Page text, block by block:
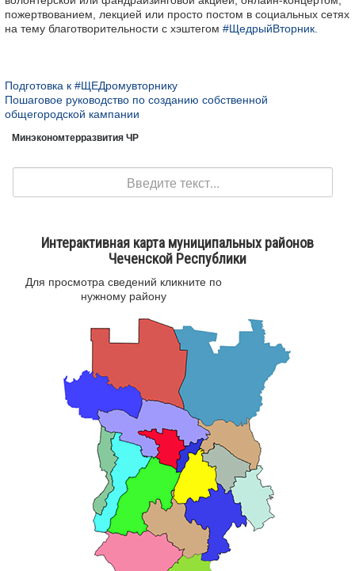
пожертвованием, лекцией или просто постом в социальных сетях
на тему благотворительности с хэштегом #ЩедрыйВторник.
Подготовка к #ЩЕДромувторнику
Пошаговое руководство по созданию собственной
общегородской кампании
Минэкономтерразвития ЧР
Интерактивная карта муниципальных районов
Чеченской Республики
Для просмотра сведений кликните по
нужному району